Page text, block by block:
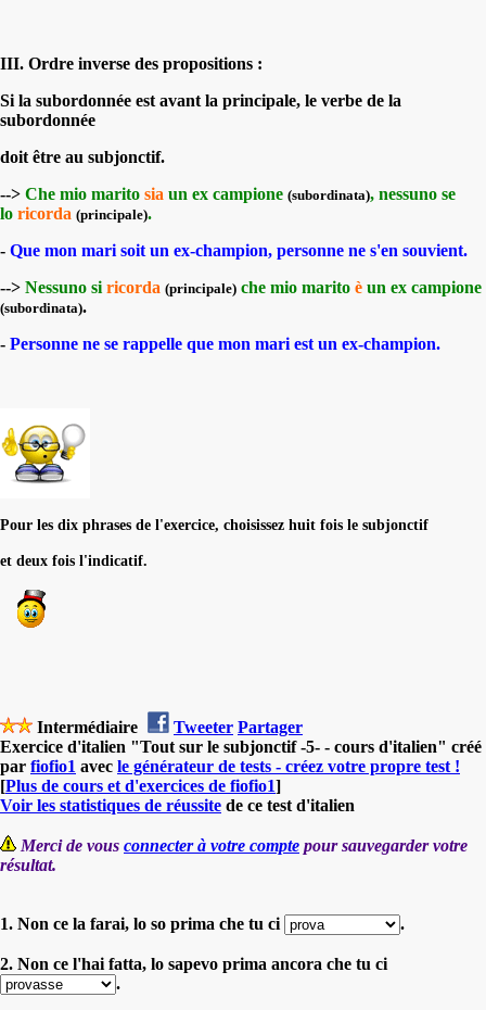
III. Ordre inverse des propositions :
Si la subordonnée est avant la principale, le verbe de la
subordonnée
doit être au subjonctif.
--> Che mio marito sia un ex campione (subordinata), nessuno se
lo ricorda (principale).
- Que mon mari soit un ex-champion, personne ne s'en souvient.
--> Nessuno si ricorda (principale) che mio marito è un ex campione
(subordinata).
- Personne ne se rappelle que mon mari est un ex-champion.
Pour les dix phrases de l'exercice, choisissez huit fois le subjonctif
et deux fois l'indicatif.
Intermédiaire Tweeter Partager
Exercice d'italien "Tout sur le subjonctif -5- - cours d'italien" créé
par fiofio1 avec le générateur de tests - créez votre propre test !
[Plus de cours et d'exercices de fiofio1]
Voir les statistiques de réussite de ce test d'italien
Merci de vous connecter à votre compte pour sauvegarder votre
résultat.
1. Non ce la farai, lo so prima che tu ci .
2. Non ce l'hai fatta, lo sapevo prima ancora che tu ci
.